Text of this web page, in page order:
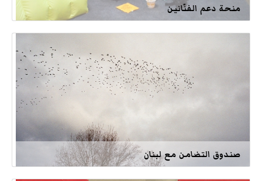
منحة دعم الفنّانين
صندوق التضامن مع لبنان